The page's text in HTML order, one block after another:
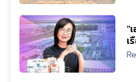
"
เ